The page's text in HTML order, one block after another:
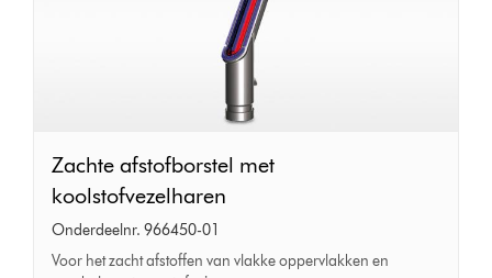
Zachte
afstofborstel
met
koolstofvezelharen
Zachte afstofborstel met
koolstofvezelharen
Onderdeelnr. 966450-01
Voor het zacht afstoffen van vlakke oppervlakken en